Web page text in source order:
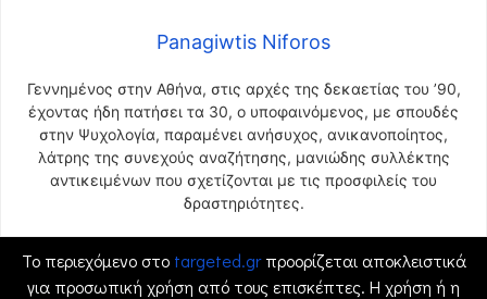
Panagiwtis Niforos
Γεννημένος στην Αθήνα, στις αρχές της δεκαετίας του ’90,
έχοντας ήδη πατήσει τα 30, ο υποφαινόμενος, με σπουδές
στην Ψυχολογία, παραμένει ανήσυχος, ανικανοποίητος,
λάτρης της συνεχούς αναζήτησης, μανιώδης συλλέκτης
αντικειμένων που σχετίζονται με τις προσφιλείς του
δραστηριότητες.
Το περιεχόμενο στο targeted.grπροορίζεται αποκλειστικά
για προσωπική χρήση από τους επισκέπτες. Η χρήση ή η